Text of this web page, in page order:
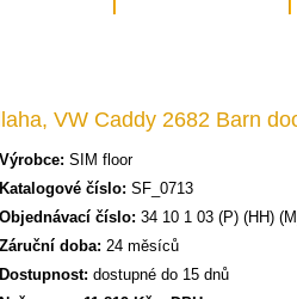
VW Caddy 2682 Barn
Výrobce: SIM floor
Katalogové číslo: SF_0713
Objednávací číslo: 34 10 1 03 (P) (HH)
Záruční doba: 24 měsíců
Dostupnost: dostupné do 15 dnů